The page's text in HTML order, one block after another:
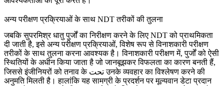
अन्य परीक्षण प्रक्रियाओं के साथ NDT तरीकों की तुलना
जबकि सुपरमिश्र धातु पुर्जों का निरीक्षण करने के लिए NDTको प्राथमिकता
दी जाती है, इसे अन्य परीक्षण प्रक्रियाओं, विशेष रूप से विनाशकारी परीक्षण
तरीकों के साथ तुलना करना आवश्यक है। विनाशकारी परीक्षण में, पुर्जों को ऐसी
स्थितियों के अधीन किया जाता है जो जानबूझकर विफलता का कारण बनती हैं,
जिससे इंजीनियरों को तनाव के تحت उनके व्यवहार का विश्लेषण करने की
अनुमति मिलती है। हालांकि यह सामग्री के प्रदर्शन पर मूल्यवान डेटा प्रदान